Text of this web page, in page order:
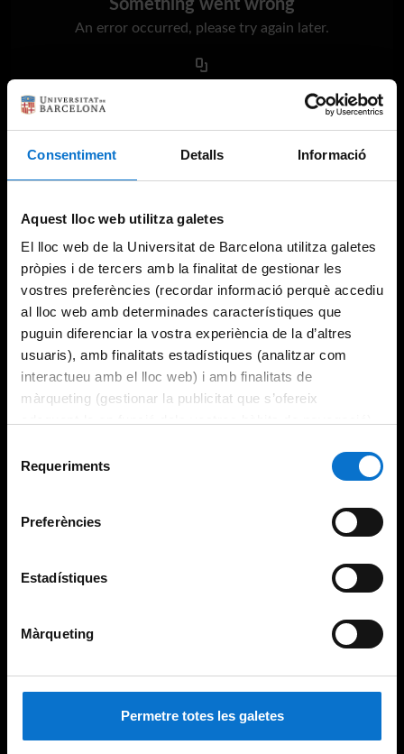
Consentiment Detalls Informació
Aquest lloc web utilitza galetes
El lloc web de la Universitat de Barcelona utilitza galetes
pròpies i de tercers amb la finalitat de gestionar les
vostres preferències (recordar informació perquè accediu
al lloc web amb determinades característiques que
puguin diferenciar la vostra experiència de la d’altres
usuaris), amb finalitats estadístiques (analitzar com
interactueu amb el lloc web) i amb finalitats de
màrqueting (gestionar la publicitat que s’ofereix
consultar laPolítica de galetes del lloc web de la
Requeriments
Preferències
Estadístiques
Màrqueting
Permetre totes les galetes
Something went wrong
An error occurred, please try again later.